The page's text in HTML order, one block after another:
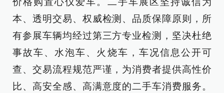
本、透明交易、权威检测、品质保障原则，所
有参展车辆均经过第三方专业检测，坚决杜绝
事故车、水泡车、火烧车，车况信息公开可
查、交易流程规范严谨，为消费者提供高性价
比、高安全感、高满意度的二手车消费服务。